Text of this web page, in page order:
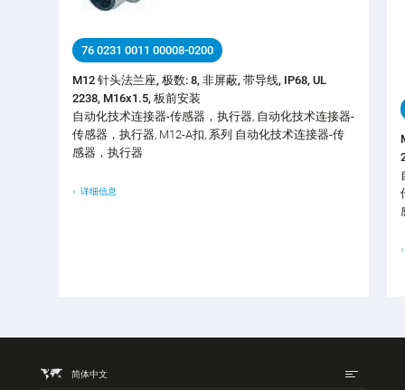
76 0231 0011 00008-0200
M12 针头法兰座, 极数: 8, 非屏蔽, 带导线, IP68, UL
2238, M16x1.5, 板前安装
自动化技术连接器-传感器，执行器, 自动化技术连接器-
传感器，执行器, M12-A扣, 系列 自动化技术连接器-传
感器，执行器
详细信息
简体中文